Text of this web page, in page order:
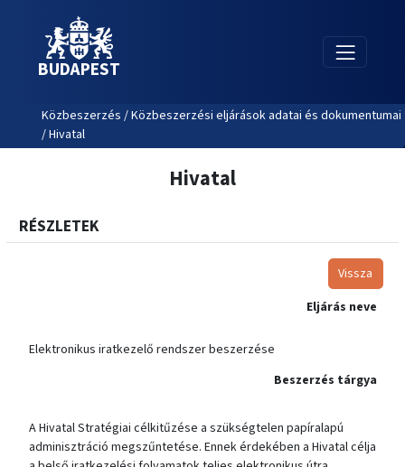
BUDAPEST
Közbeszerzés / Közbeszerzési eljárások adatai és dokumentumai
/ Hivatal
Hivatal
RÉSZLETEK
Vissza
Eljárás neve
Elektronikus iratkezelő rendszer beszerzése
Beszerzés tárgya
A Hivatal Stratégiai célkitűzése a szükségtelen papíralapú
adminisztráció megszűntetése. Ennek érdekében a Hivatal célja